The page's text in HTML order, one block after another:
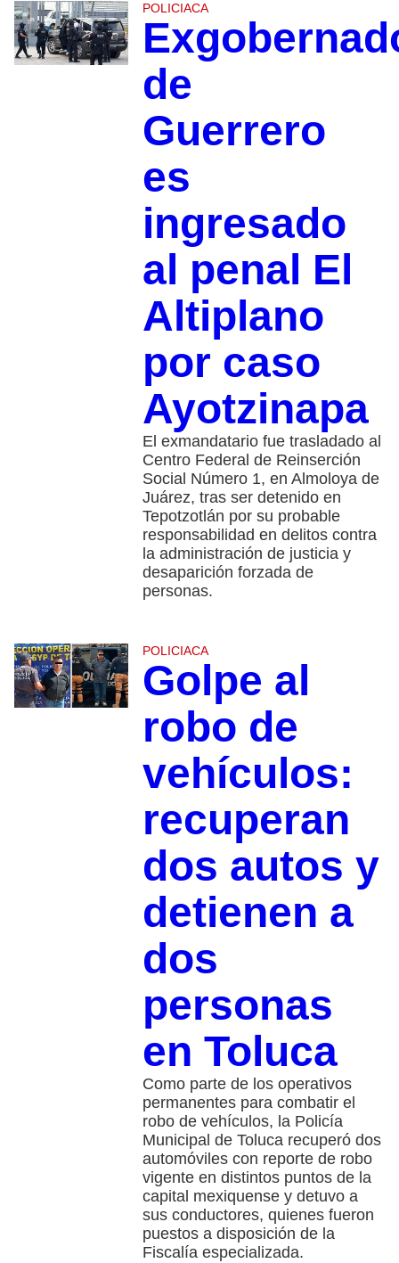
POLICIACA
de
Guerrero
es
ingresado
al penal El
Altiplano
por caso
Ayotzinapa
El exmandatario fue trasladado al
Centro Federal de Reinserción
Social Número 1, en Almoloya de
Juárez, tras ser detenido en
Tepotzotlán por su probable
responsabilidad en delitos contra
la administración de justicia y
desaparición forzada de
personas.
POLICIACA
Golpe al
robo de
vehículos:
recuperan
dos autos y
detienen a
dos
personas
en Toluca
Como parte de los operativos
permanentes para combatir el
robo de vehículos, la Policía
Municipal de Toluca recuperó dos
automóviles con reporte de robo
vigente en distintos puntos de la
capital mexiquense y detuvo a
sus conductores, quienes fueron
puestos a disposición de la
Fiscalía especializada.